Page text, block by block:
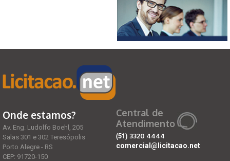
Onde estamos?
Av. Eng. Ludolfo Boehl, 205
Salas 301 e 302 Teresópolis
Porto Alegre - RS
CEP: 91720-150
Central de
Atendimento
(51) 3320 4444
comercial@licitacao.net